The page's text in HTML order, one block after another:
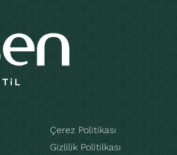
Çerez Politikası
Gizlilik Politilkası